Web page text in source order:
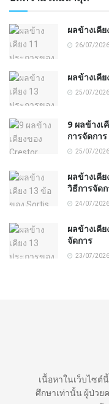
ผลข้างเคี
26/07/2026
ผลข้างเคี
25/07/2026
9 ผลข้าง
การจัดการ
25/07/2026
ผลข้างเคี
วิธีการจัด
24/07/2026
ผลข้างเคี
จัดการ
23/07/2026
เนื้อหาในเว็บไซต์
ศึกษาเท่านั้น ผู้ป่วย